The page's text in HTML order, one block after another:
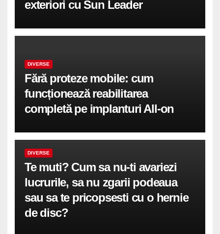
exteriori cu Sun Leader
DIVERSE
Fără proteze mobile: cum
funcționează reabilitarea
completă pe implanturi All-on
DIVERSE
Te muti? Cum sa nu-ti avariezi
lucrurile, sa nu zgarii podeaua
sau sa te pricopsesti cu o hernie
de disc?